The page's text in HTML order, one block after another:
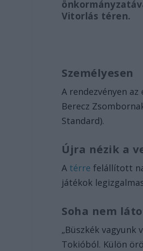
Vitorlás téren.
Személyesen
A rendezvényen
Berecz
Standard).
Újra nézik a
A térre felállított
játékok
Soha nem
„Büszkék
Tokióból. Külön